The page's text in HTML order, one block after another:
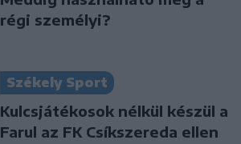
régi személyi?
Székely Sport
Kulcsjátékosok nélkül készül a
Farul az FK Csíkszereda ellen